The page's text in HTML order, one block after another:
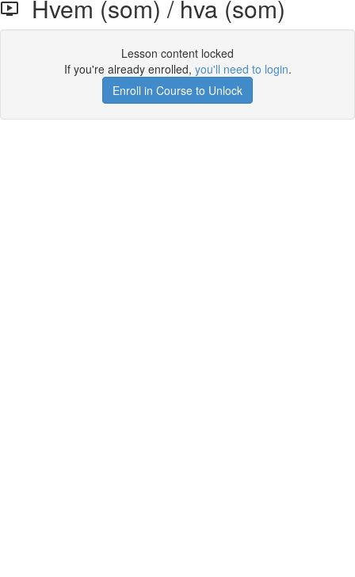
Hvem (som) / hva (som)
Lesson content locked
If you're already enrolled, you'll need to login.
Enroll in Course to Unlock